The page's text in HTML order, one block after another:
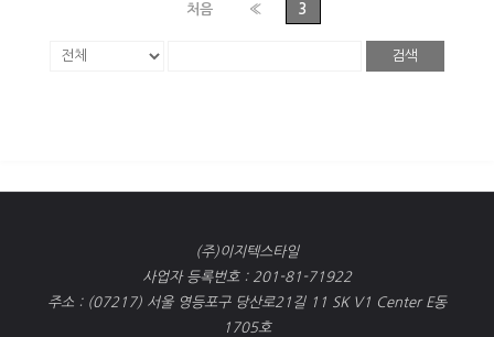
처음 « 3
검색
(주)이지텍스타일
사업자 등록번호 : 201-81-71922
주소 : (07217) 서울 영등포구 당산로21길 11 SK V1 Center E동
1705호